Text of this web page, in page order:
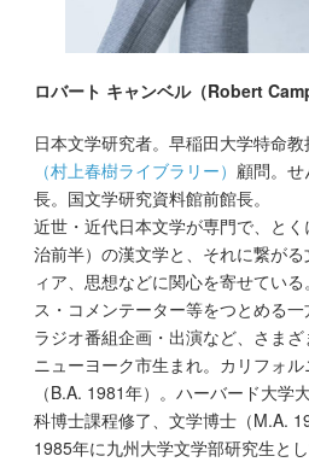
ロバート キャンベル（Robert
日本文学研究者。早稲田大学特命教
（村上春樹ライブラリー） 顧問。
長。国文学研究資料館前館長。
近世・近代日本文学が専門で、と
治前半）の漢文学と、それに繋が
ィア、思想などに関心を寄せてい
ス・コメンテーター等をつとめる一
ラジオ番組企画・出演など、さまざ
ニューヨーク市生まれ。カリフォ
（B.A. 1981年）。ハーバード大学
科博士課程修了、文学博士（M.A.
1985年に九州大学文学部研究生と